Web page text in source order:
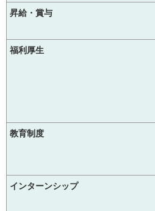
昇給・賞与
福利厚生
教育制度
インターンシップ